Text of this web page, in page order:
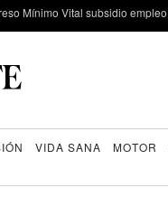
Mínimo Vital subsidio empleo
VIDA SANA MOTOR